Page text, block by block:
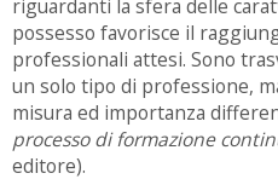
riguardanti la sfera delle
possesso favorisce il
professionali attesi. Sono
un solo tipo di professione,
misura ed importanza
processo di formazione
editore).